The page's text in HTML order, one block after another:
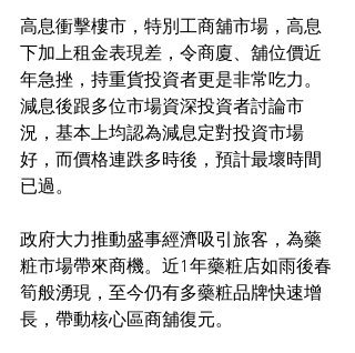
高息衝擊樓市，特別工商舖市場，高息
下加上租金表現差，令商廈、舖位價近
年急挫，持重貨投資者更是非常吃力。
減息後跟多位市場資深投資者討論市
況，基本上均認為減息定對投資市場
好，而價格連跌多時後，預計最壞時間
已過。
政府大力推動盛事經濟吸引旅客，為藥
粧市場帶來商機。近1年藥粧店如雨後春
筍般湧現，至今仍有多藥粧品牌快速增
長，帶動核心區商舖復元。